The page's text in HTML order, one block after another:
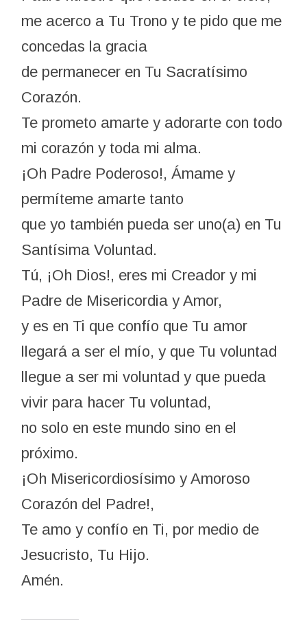
me acerco a Tu Trono y te pido que me
concedas la gracia
de permanecer en Tu Sacratísimo
Corazón.
Te prometo amarte y adorarte con todo
mi corazón y toda mi alma.
¡Oh Padre Poderoso!, Ámame y
permíteme amarte tanto
que yo también pueda ser uno(a) en Tu
Santísima Voluntad.
Tú, ¡Oh Dios!, eres mi Creador y mi
Padre de Misericordia y Amor,
y es en Ti que confío que Tu amor
llegará a ser el mío, y que Tu voluntad
llegue a ser mi voluntad y que pueda
vivir para hacer Tu voluntad,
no solo en este mundo sino en el
próximo.
¡Oh Misericordiosísimo y Amoroso
Corazón del Padre!,
Te amo y confío en Ti, por medio de
Jesucristo, Tu Hijo.
Amén.